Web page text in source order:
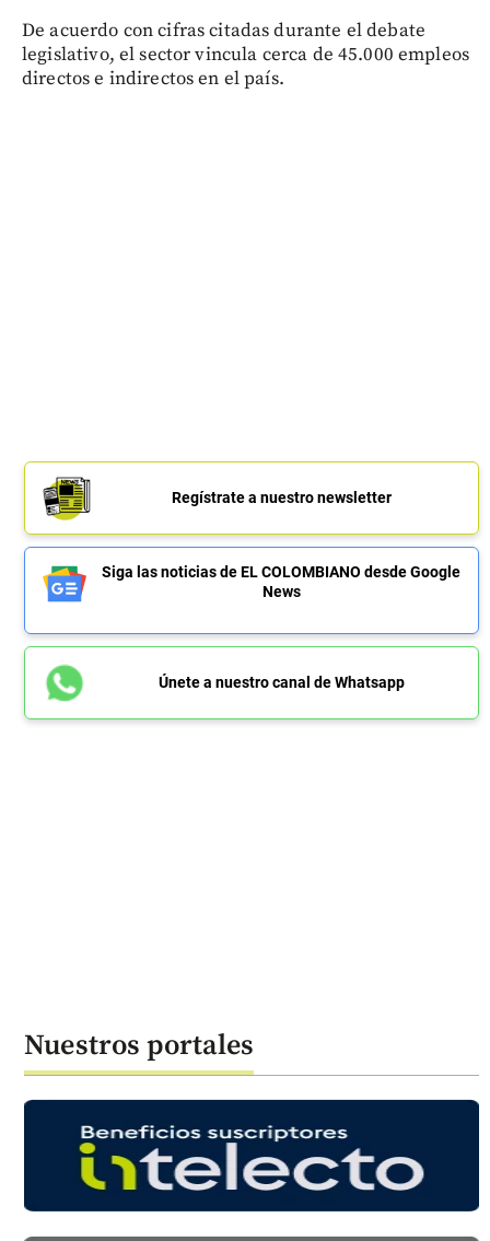
De acuerdo con cifras citadas durante el debate
legislativo, el sector vincula cerca de 45.000 empleos
directos e indirectos en el país.
Regístrate a nuestro newsletter
Siga las noticias de EL COLOMBIANO desde Google
News
Únete a nuestro canal de Whatsapp
Nuestros portales